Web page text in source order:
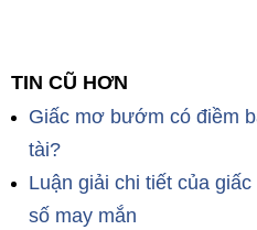
TIN CŨ HƠN
Giấc mơ bướm có điềm
tài?
Luận giải chi tiết của
số may mắn